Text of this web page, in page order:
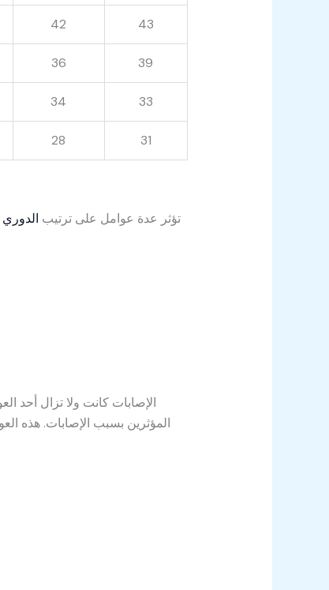
42 43
36 39
34 33
28 31
تؤثر عدة عوامل على ترتيب الدوري
الإصابات كانت ولا تزال أحد
المؤثرين بسبب الإصابات. هذه